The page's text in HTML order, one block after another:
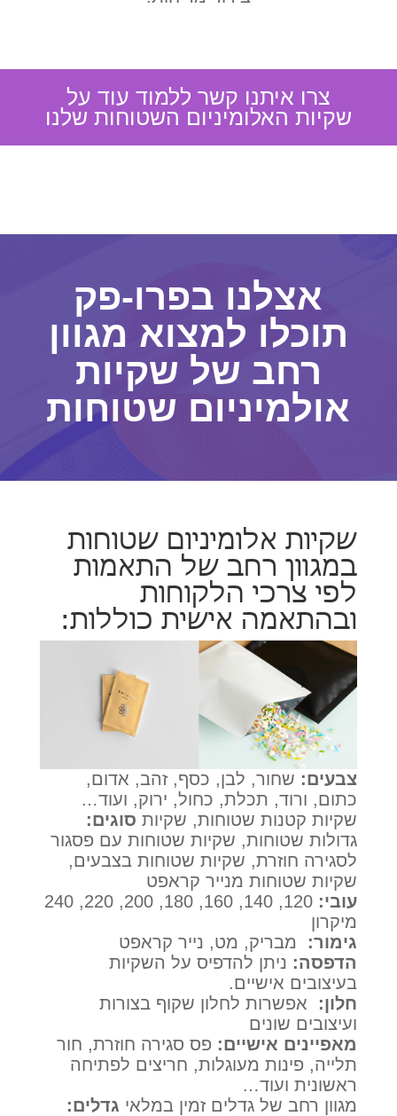
צרו איתנו קשר ללמוד עוד על
שקיות האלומיניום השטוחות שלנו
אצלנו בפרו-פק
תוכלו למצוא מגוון
רחב של שקיות
אולמיניום שטוחות
שקיות אלומיניום שטוחות
במגוון רחב של התאמות
לפי צרכי הלקוחות
ובהתאמה אישית כוללות:
צבעים: שחור, לבן, כסף, זהב, אדום,
כתום, ורוד, תכלת, כחול, ירוק, ועוד…
סוגים: שקיות קטנות שטוחות, שקיות
גדולות שטוחות, שקיות שטוחות עם פסגור
לסגירה חוזרת, שקיות שטוחות בצבעים,
שקיות שטוחות מנייר קראפט
עובי:
120, 140, 160, 180, 200, 220, 240
מיקרון
גימור:
מבריק, מט, נייר קראפט
הדפסה: ניתן להדפיס על השקיות
בעיצובים אישיים.
חלון:
אפשרות לחלון שקוף בצורות
ועיצובים שונים
מאפיינים אישיים: פס סגירה חוזרת, חור
תלייה, פינות מעוגלות, חריצים לפתיחה
ראשונית ועוד…
גדלים: מגוון רחב של גדלים זמין במלאי